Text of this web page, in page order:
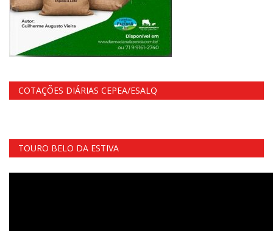
COTAÇÕES DIÁRIAS CEPEA/ESALQ
TOURO BELO DA ESTIVA